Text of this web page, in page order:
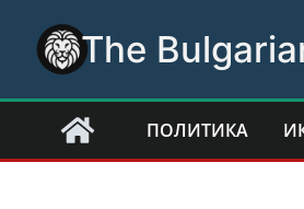
content
The
ПОЛИТИКА